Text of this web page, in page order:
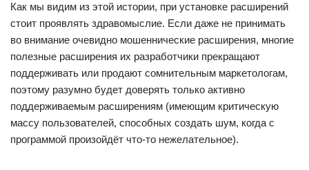
Как мы видим из этой истории, при установке расширений
стоит проявлять здравомыслие. Если даже не принимать
во внимание очевидно мошеннические расширения, многие
полезные расширения их разработчики прекращают
поддерживать или продают сомнительным маркетологам,
поэтому разумно будет доверять только активно
поддерживаемым расширениям (имеющим критическую
массу пользователей, способных создать шум, когда с
программой произойдёт что-то нежелательное).